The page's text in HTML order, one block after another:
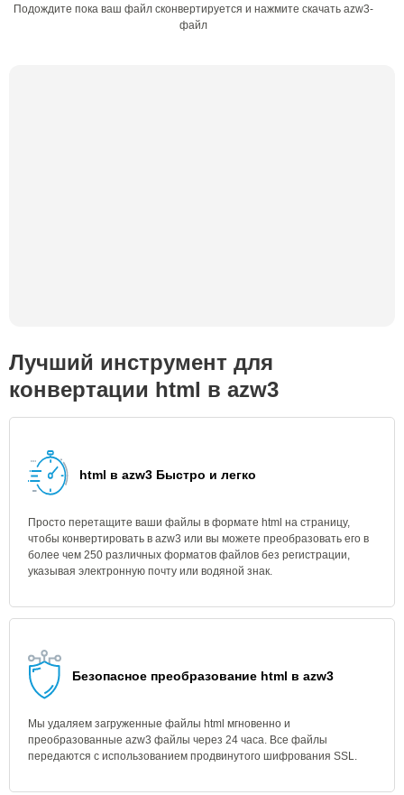
Подождите пока ваш файл сконвертируется и нажмите скачать azw3-
файл
Лучший инструмент для
конвертации html в azw3
html в azw3 Быстро и легко
Просто перетащите ваши файлы в формате html на страницу,
чтобы конвертировать в azw3 или вы можете преобразовать его в
более чем 250 различных форматов файлов без регистрации,
указывая электронную почту или водяной знак.
Безопасное преобразование html в azw3
Мы удаляем загруженные файлы html мгновенно и
преобразованные azw3 файлы через 24 часа. Все файлы
передаются с использованием продвинутого шифрования SSL.